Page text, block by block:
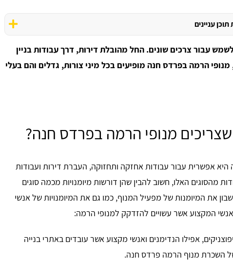
עניינים
עבור צרכים שונים. החל מהובלת דירות, דרך עבודות בניין
מנופי הרמה בפרדס חנה מופיעים בכל מיני צורות, גדלים והם בעלי
מנופי הרמה בפרדס חנה?
אפשרית עבור עבודות אחזקה ותחזוקה, העברת דירות ועבודות
מהסוגים האלו, חשוב להבין שהן דורשות מיומנויות מכמה סוגים
את המיומנות של מפעיל המנוף, כמו גם את המיומנויות של אנשי
המקצוע אשר עשויים להזדקק למנופי הרמה:
אפילו הנדימנים ואנשי מקצוע אשר עובדים באתרי בנייה
השכרת מנוף הרמה פרדס חנה.